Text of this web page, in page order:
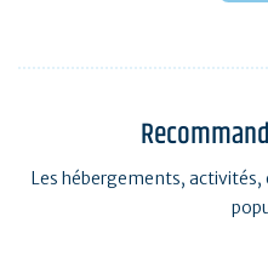
Les hébergements,